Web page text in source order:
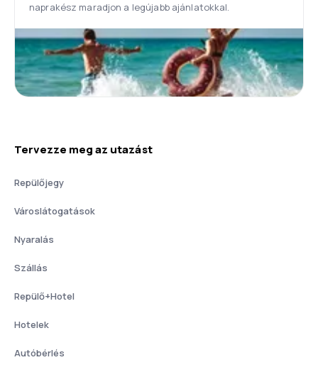
naprakész maradjon a legújabb ajánlatokkal.
Tervezze meg az utazást
Repülőjegy
Városlátogatások
Nyaralás
Szállás
Repülő+Hotel
Hotelek
Autóbérlés